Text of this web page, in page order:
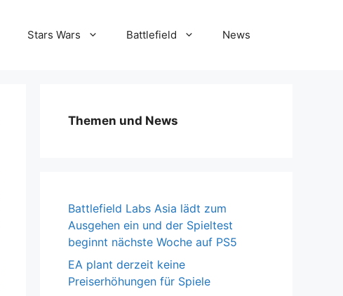
Stars Wars Battlefield News
Themen und News
Battlefield Labs Asia lädt zum
Ausgehen ein und der Spieltest
beginnt nächste Woche auf PS5
EA plant derzeit keine
Preiserhöhungen für Spiele